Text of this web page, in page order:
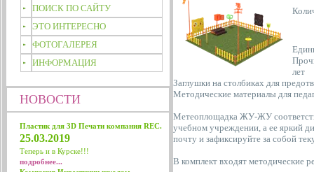
ПОИСК ПО САЙТУ
ЭТО ИНТЕРЕСНО
ФОТОГАЛЕРЕЯ
ИНФОРМАЦИЯ
НОВОСТИ
Пластик для 3D Печати компания REC.
25.03.2019
Теперь и в Курске!!!
подробнее...
лет
Заглушки на столбиках для
Методические материалы для
Метеоплощадка ЖУ-ЖУ
учебном учреждении, а ее яркий
почту и зафиксируйте за собой
В комплект входят методические